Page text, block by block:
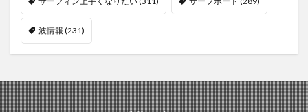
波情報 (231)